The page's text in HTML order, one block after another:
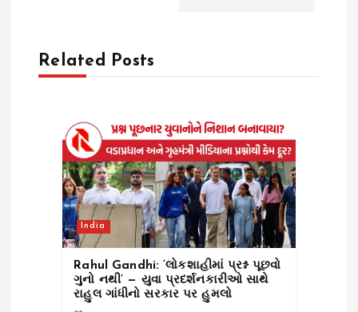
Related Posts
India
Rahul Gandhi: ‘લોકશાહીમાં પ્રશ્ન પૂછવો
ગુનો નથી’ — યુવા પ્રદર્શનકારીઓ સાથે
રાહુલ ગાંધીનો સરકાર પર હુમલો